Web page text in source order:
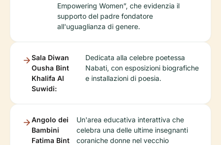
Empowering Women”, che evidenzia il
supporto del padre fondatore
all'uguaglianza di genere.
Sala Diwan
Ousha Bint
Khalifa Al
Suwidi:
Dedicata alla celebre poetessa
Nabati, con esposizioni biografiche
e installazioni di poesia.
Angolo dei
Bambini
Fatima Bint
Un'area educativa interattiva che
celebra una delle ultime insegnanti
coraniche donne nel vecchio